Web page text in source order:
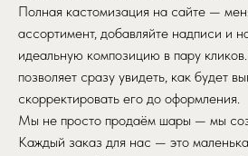
Полная кастомизация на сайте —
ассортимент, добавляйте надписи и
идеальную композицию в пару
позволяет сразу увидеть, как будет
скорректировать его до оформления.
Мы не просто продаём шары — мы
Каждый заказ для нас — это